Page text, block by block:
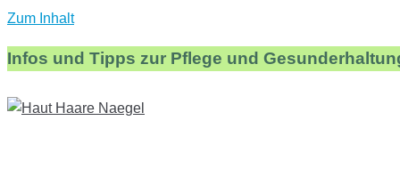
Zum Inhalt
Infos und Tipps zur Pflege und